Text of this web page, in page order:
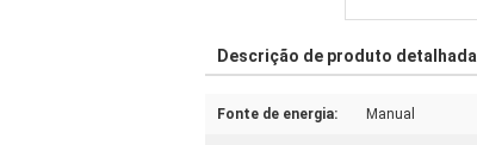
Descrição de produto detalhada
Fonte de energia: Manual